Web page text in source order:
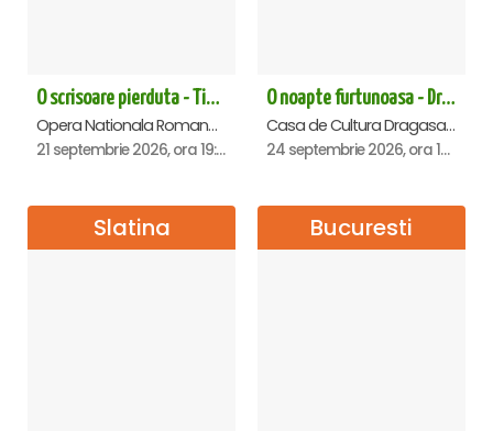
O scrisoare pierduta - Timisoara
Opera Nationala Romana , Timisoara
21 septembrie 2026, ora 19:00
O noapte furtunoasa - Dragasani
Casa de Cultura Dragasani, Dragasani
24 septembrie 2026, ora 19:00
Slatina Bucuresti